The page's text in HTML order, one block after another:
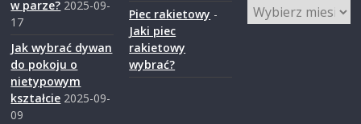
w parze? 2025-09-
17
Jak wybrać dywan
do pokoju o
nietypowym
kształcie 2025-09-
09
Piec rakietowy -
Jaki piec
rakietowy
wybrać?
Zasoby